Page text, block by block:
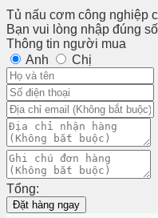
Tủ nấu cơm công nghiệp
Bạn vui lòng nhập đúng
Thông tin người mua
Anh
Chị
Tổng:
Đặt hàng ngay